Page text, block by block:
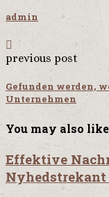
admin
previous post
Gefunden werden,
Unternehmen
You may also like
Effektive
Nyhedstrekant